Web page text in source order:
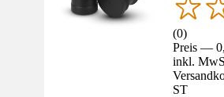
(0)
Preis —
inkl.
ST